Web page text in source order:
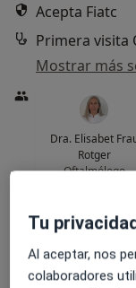
Acepta Fiatc
Primera visita
Mostrar más
Dra. Elisabet
Rotger
Oftalmólogo
Mostrar
Tu
Al aceptar, nos
colaboradores